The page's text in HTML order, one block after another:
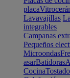
placa
Lavavajillas
integrables
Campanas
Pequeños
Microondas
asarBatidoras
Cocina